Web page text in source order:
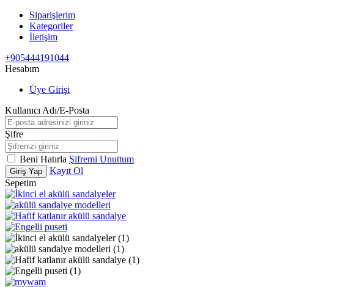
Siparişlerim
Kategoriler
İletişim
+905444191044
Hesabım
Üye Girişi
Kullanıcı Adı/E-Posta
Şifre
Beni Hatırla Şifremi Unuttum
Giriş Yap
Kayıt Ol
Sepetim